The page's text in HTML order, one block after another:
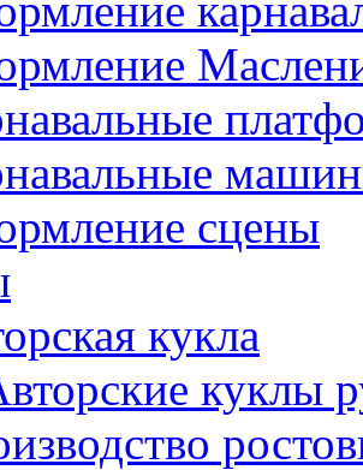
сцены
кукла
куклы